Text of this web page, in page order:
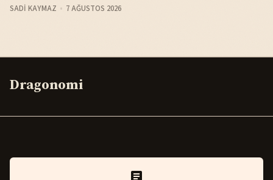
SADI KAYMAZ 7 AĞUSTOS 2026
Dragonomi